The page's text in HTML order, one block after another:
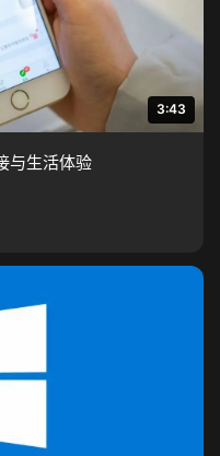
3:43
与生活体验